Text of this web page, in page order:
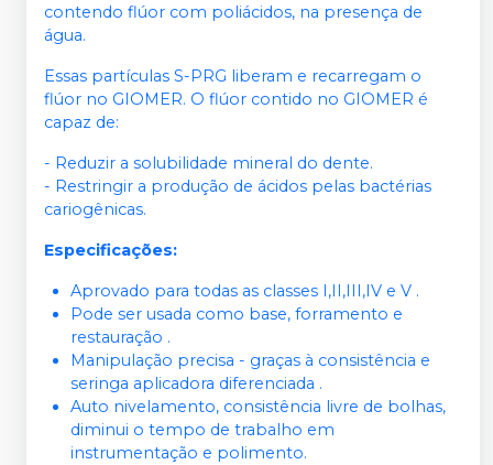
contendo flúor com poliácidos, na presença de
água.
Essas partículas S-PRG liberam e recarregam o
flúor no GIOMER. O flúor contido no GIOMER é
capaz de:
- Reduzir a solubilidade mineral do dente.
- Restringir a produção de ácidos pelas bactérias
cariogênicas.
Especificações:
Aprovado para todas as classes I,II,III,IV e V .
Pode ser usada como base, forramento e
restauração .
Manipulação precisa - graças à consistência e
seringa aplicadora diferenciada .
Auto nivelamento, consistência livre de bolhas,
diminui o tempo de trabalho em
instrumentação e polimento.